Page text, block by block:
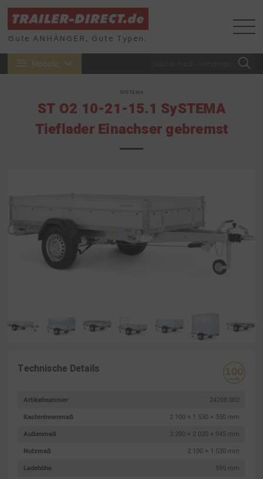
Gute ANHÄNGER, Gute Typen.
Modelle
SYSTEMA
ST O2 10-21-15.1 SySTEMA
Tieflader Einachser gebremst
Technische Details
Artikelnummer
24208.002
Kasteninnenmaß
2.100 × 1.530 × 350 mm
Außenmaß
3.280 × 2.020 × 945 mm
Nutzmaß
2.100 × 1.530 mm
Ladehöhe
595 mm